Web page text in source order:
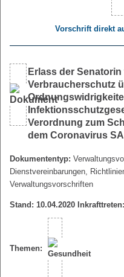
Vorschrift direkt
Erlass der
Verbraucherschutz
Verordnung zum
dem Coronavirus
Dokumententyp:
Dienstvereinbarungen,
Verwaltungsvorschriften
Stand: 10.04.2020
Themen: